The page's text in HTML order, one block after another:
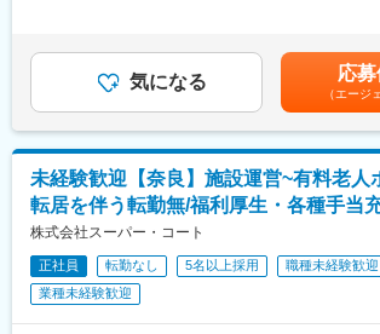
プいただきます。
した生活を提供すると共にご家族の気持ちに
話を致します。求める人物像は「自律型感動
く仲間に感謝と感動の気持ちを持って接し、
間的成長を求め続けます。
変更の範囲：会社の定める業務
・スタッフの教育、研修、マネジメント
・スタッフのシフト管理
・面接・入社対応
・日常生活の支援
【３割】同社の事業計画改善や推進に関わる
・他施設責任者との会議／事業としての改善
・イベントなどのアイデア出し など
■配属先情報
事業責任者１名、正職員6名（サービス管理
ます。月給(月額)は固定手当を含めた表記で
気になる 応
（エージ
未経験歓迎【奈良】施設運営~有料老
転居を伴う転勤無/福利厚生・各種手当
株式会社スーパー・コート
正社員 転勤なし 5名以上採用
職種未経験歓迎
業種未経験歓迎